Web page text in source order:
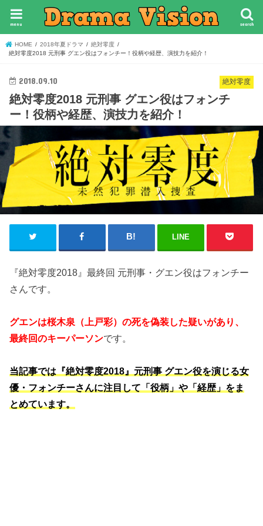
search
menu
HOME 2018年夏ドラマ
絶対零度
絶対零度2018 元刑事 グエン役はフォンチー！役柄や経歴、演技力を紹介！
絶対零度
2018.09.10
絶対零度2018 元刑事 グエン役はフォンチ
ー！役柄や経歴、演技力を紹介！
LINE
『絶対零度2018』最終回 元刑事・グエン役はフォンチー
さんです。
グエンは桜木泉（上戸彩）の死を偽装した疑いがあり、
最終回のキーパーソンです。
当記事では『絶対零度2018』元刑事 グエン役を演じる女
優・フォンチーさんに注目して「役柄」や「経歴」をま
とめています。